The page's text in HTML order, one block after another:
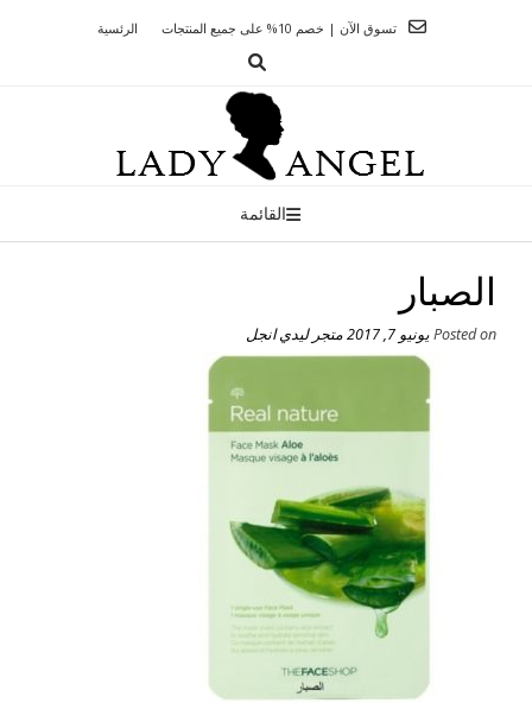
الرئسية تسوق الآن | خصم 10% على جميع المنتجات
القائمة
الصبار
Posted onيونيو 7, 2017 متجر ليدي انجل